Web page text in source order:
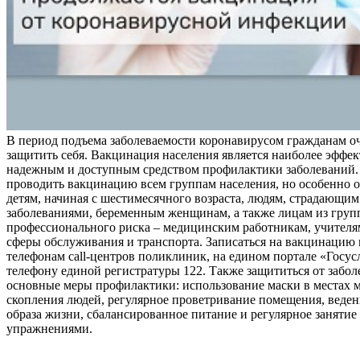
В период подъема заболеваемости коронавирусом гражданам
защитить себя. Вакцинация населения является наиболее
надежным и доступным средством профилактики заболеваний.
проводить вакцинацию всем группам населения, но особенно
детям, начиная с шестимесячного возраста, людям,
заболеваниями, беременным женщинам, а также лицам из
профессионального риска – медицинским работникам,
сферы обслуживания и транспорта. Записаться на
телефонам call-центров поликлиник, на едином портале
телефону единой регистратуры 122. Также защититься от
основные меры профилактики: использование маски в местах
скопления людей, регулярное проветривание помещения,
образа жизни, сбалансированное питание и регулярное
упражнениями.